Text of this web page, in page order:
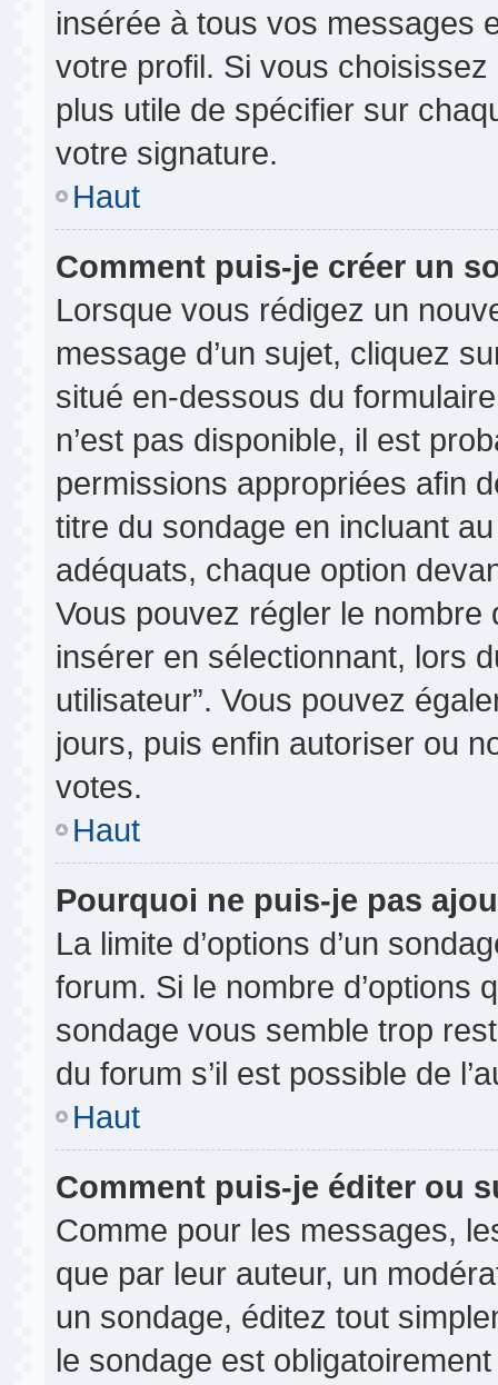
insérée à tous vos messages
votre profil. Si vous
plus utile de spécifier sur
votre signature.
Haut
Comment puis-je créer un
Lorsque vous rédigez un
message d’un sujet, cliquez
situé en-dessous du
n’est pas disponible, il est
permissions appropriées afin
titre du sondage en incluant
adéquats, chaque option
Vous pouvez régler le nombre
insérer en sélectionnant, lors
utilisateur”. Vous pouvez
jours, puis enfin autoriser ou
votes.
Haut
Pourquoi ne puis-je pas
La limite d’options d’un
forum. Si le nombre d’options
sondage vous semble trop
du forum s’il est possible de
Haut
Comment puis-je éditer ou
Comme pour les messages,
que par leur auteur, un
un sondage, éditez tout
le sondage est